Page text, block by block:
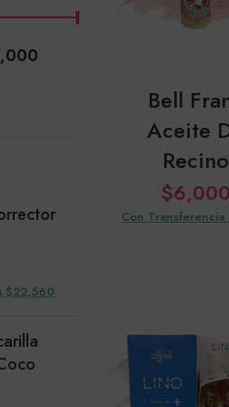
$22,560
Bell
Aceite
Recino
$6,000
Con